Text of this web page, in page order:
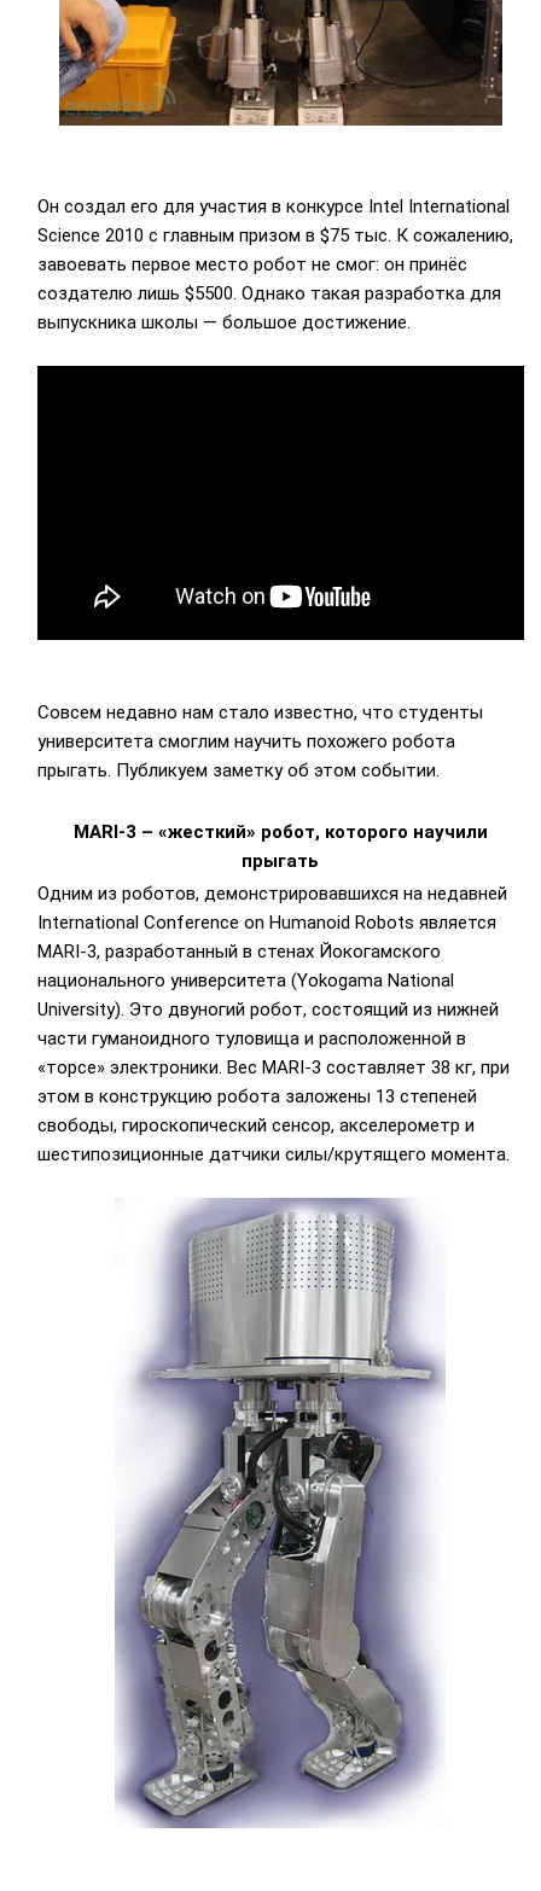
Он создал его для участия в конкурсе Intel International
Science 2010 с главным призом в $75 тыс. К сожалению,
завоевать первое место робот не смог: он принёс
создателю лишь $5500. Однако такая разработка для
выпускника школы — большое достижение.
Совсем недавно нам стало известно, что студенты
университета смоглим научить похожего робота
прыгать. Публикуем заметку об этом событии.
MARI-3 – «жесткий» робот, которого научили
прыгать
Одним из роботов, демонстрировавшихся на недавней
International Conference on Humanoid Robots является
MARI-3, разработанный в стенах Йокогамского
национального университета (Yokogama National
University). Это двуногий робот, состоящий из нижней
части гуманоидного туловища и расположенной в
«торсе» электроники. Вес MARI-3 составляет 38 кг, при
этом в конструкцию робота заложены 13 степеней
свободы, гироскопический сенсор, акселерометр и
шестипозиционные датчики силы/крутящего момента.